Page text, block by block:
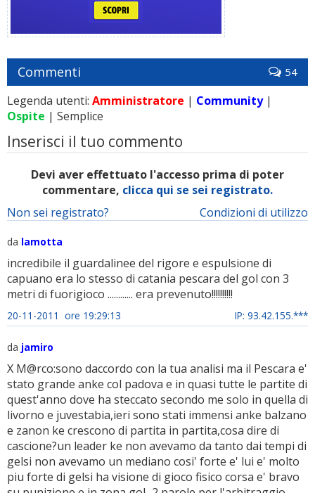
Commenti 54
Legenda utenti: Amministratore | Community|
Ospite | Semplice
Inserisci il tuo commento
Devi aver effettuato l'accesso prima di poter
commentare, clicca qui se sei registrato.
Condizioni di utilizzo
Non sei registrato?
da lamotta
incredibile il guardalinee del rigore e espulsione di
capuano era lo stesso di catania pescara del gol con 3
metri di fuorigioco ............ era prevenuto!!!!!!!!!!
20-11-2011 ore 19:29:13 IP: 93.42.155.***
da jamiro
X M@rco:sono daccordo con la tua analisi ma il Pescara e'
stato grande anke col padova e in quasi tutte le partite di
quest'anno dove ha steccato secondo me solo in quella di
livorno e juvestabia,ieri sono stati immensi anke balzano
e zanon ke crescono di partita in partita,cosa dire di
cascione?un leader ke non avevamo da tanto dai tempi di
gelsi non avevamo un mediano cosi' forte e' lui e' molto
piu forte di gelsi ha visione di gioco fisico corsa e' bravo